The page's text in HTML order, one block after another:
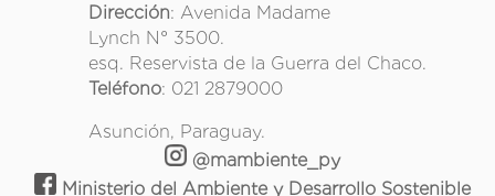
Dirección: Avenida Madame
Lynch N° 3500.
esq. Reservista de la Guerra del Chaco.
Teléfono: 021 2879000
Asunción, Paraguay.
@mambiente_py
Ministerio del Ambiente y Desarrollo Sostenible